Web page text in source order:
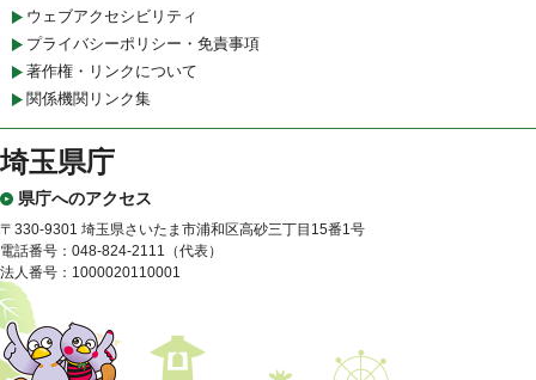
ウェブアクセシビリティ
プライバシーポリシー・免責事項
著作権・リンクについて
関係機関リンク集
埼玉県庁
県庁へのアクセス
〒330-9301 埼玉県さいたま市浦和区高砂三丁目15番1号
電話番号：048-824-2111（代表）
法人番号：1000020110001